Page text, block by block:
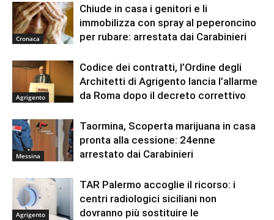
Cronaca
Chiude in casa i genitori e li
immobilizza con spray al peperoncino
per rubare: arrestata dai Carabinieri
Agrigento
Codice dei contratti, l’Ordine degli
Architetti di Agrigento lancia l’allarme
da Roma dopo il decreto correttivo
Messina
Taormina, Scoperta marijuana in casa
pronta alla cessione: 24enne
arrestato dai Carabinieri
Agrigento
TAR Palermo accoglie il ricorso: i
centri radiologici siciliani non
dovranno più sostituire le